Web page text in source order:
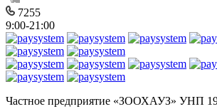
7255
9:00-21:00
Частное предприятие «ЗООХАУЗ» УНП